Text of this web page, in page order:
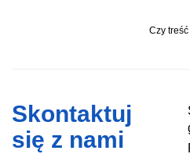
Czy
Skontaktuj
się z nami